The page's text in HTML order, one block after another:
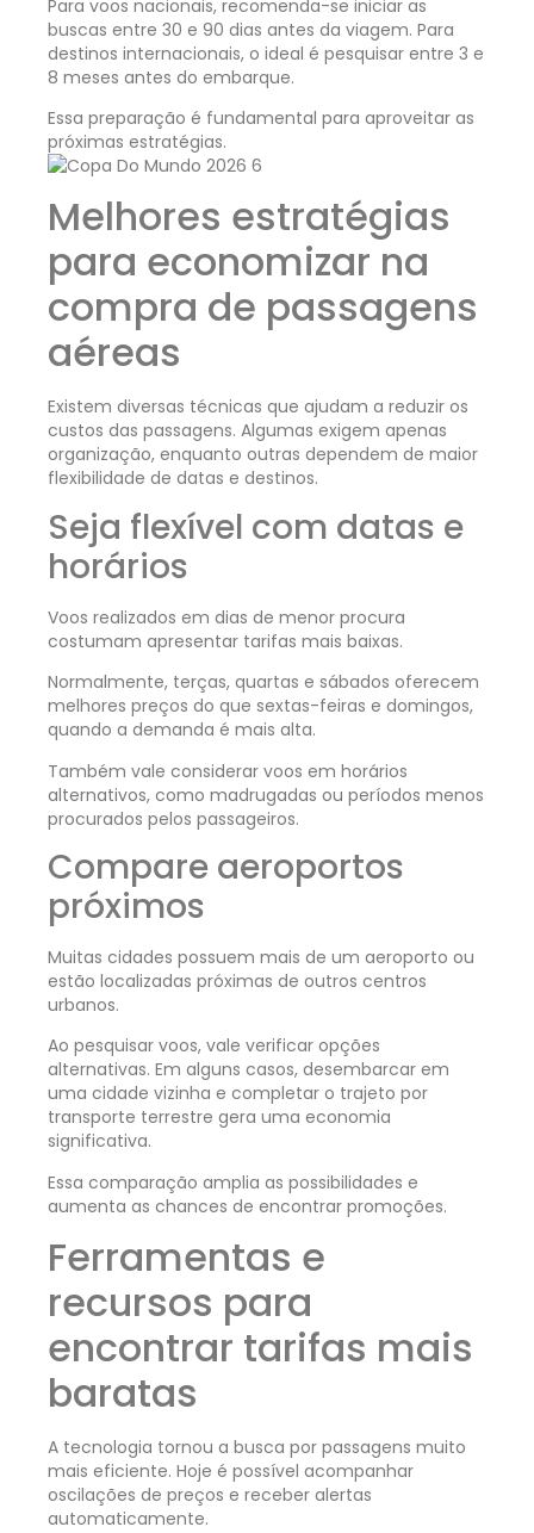
Para voos nacionais, recomenda-se iniciar as
buscas entre 30 e 90 dias antes da viagem. Para
destinos internacionais, o ideal é pesquisar entre 3 e
8 meses antes do embarque.
Essa preparação é fundamental para aproveitar as
próximas estratégias.
Melhores estratégias
para economizar na
compra de passagens
aéreas
Existem diversas técnicas que ajudam a reduzir os
custos das passagens. Algumas exigem apenas
organização, enquanto outras dependem de maior
flexibilidade de datas e destinos.
Seja flexível com datas e
horários
Voos realizados em dias de menor procura
costumam apresentar tarifas mais baixas.
Normalmente, terças, quartas e sábados oferecem
melhores preços do que sextas-feiras e domingos,
quando a demanda é mais alta.
Também vale considerar voos em horários
alternativos, como madrugadas ou períodos menos
procurados pelos passageiros.
Compare aeroportos
próximos
Muitas cidades possuem mais de um aeroporto ou
estão localizadas próximas de outros centros
urbanos.
Ao pesquisar voos, vale verificar opções
alternativas. Em alguns casos, desembarcar em
uma cidade vizinha e completar o trajeto por
transporte terrestre gera uma economia
significativa.
Essa comparação amplia as possibilidades e
aumenta as chances de encontrar promoções.
Ferramentas e
recursos para
encontrar tarifas mais
baratas
A tecnologia tornou a busca por passagens muito
mais eficiente. Hoje é possível acompanhar
oscilações de preços e receber alertas
automaticamente.